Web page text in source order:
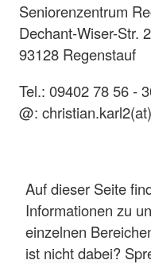
Seniorenzentrum
Dechant-Wiser-Str.
93128 Regenstauf
Tel.: 09402 78 56 -
@:
Auf dieser Seite
Informationen zu
einzelnen
ist nicht dabei?